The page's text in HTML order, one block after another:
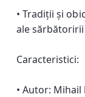
• Tradiții și
ale sărbătoririi
Caracteristici:
• Autor: Mihail